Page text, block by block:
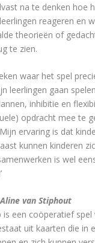
na te denken hoe
reageren en
theorieën of
te zien.
waar het spel
leerlingen gaan
inhibitie en
opdracht mee te
ervaring is dat
kunnen kinderen
is wel
van Stiphout
is een coöperatief
uit kaarten die in